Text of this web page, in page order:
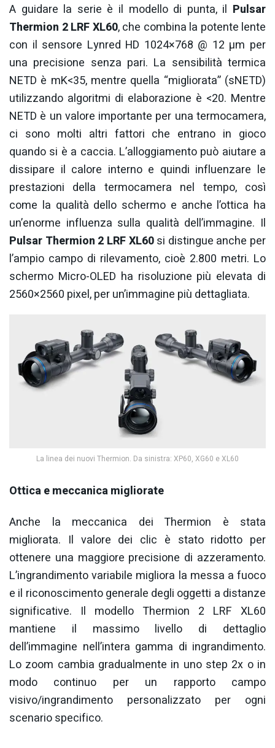
A guidare la serie è il modello di punta, il Pulsar
Thermion 2 LRF XL60, che combina la potente lente
con il sensore Lynred HD 1024×768 @ 12 µm per
una precisione senza pari. La sensibilità termica
NETD è mK<35, mentre quella “migliorata” (sNETD)
utilizzando algoritmi di elaborazione è <20. Mentre
NETD è un valore importante per una termocamera,
ci sono molti altri fattori che entrano in gioco
quando si è a caccia. L’alloggiamento può aiutare a
dissipare il calore interno e quindi influenzare le
prestazioni della termocamera nel tempo, così
come la qualità dello schermo e anche l’ottica ha
un’enorme influenza sulla qualità dell’immagine. Il
Pulsar Thermion 2 LRF XL60si distingue anche per
l’ampio campo di rilevamento, cioè 2.800 metri. Lo
schermo Micro-OLED ha risoluzione più elevata di
2560×2560 pixel, per un’immagine più dettagliata.
La linea dei nuovi Thermion. Da sinistra: XP60, XG60 e XL60
Ottica e meccanica migliorate
Anche la meccanica dei Thermion è stata
migliorata. Il valore dei clic è stato ridotto per
ottenere una maggiore precisione di azzeramento.
L’ingrandimento variabile migliora la messa a fuoco
e il riconoscimento generale degli oggetti a distanze
significative. Il modello Thermion 2 LRF XL60
mantiene il massimo livello di dettaglio
dell’immagine nell’intera gamma di ingrandimento.
Lo zoom cambia gradualmente in uno step 2x o in
modo continuo per un rapporto campo
visivo/ingrandimento personalizzato per ogni
scenario specifico.